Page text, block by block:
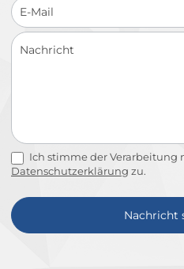
Ich stimme der Verarbeitung
Datenschutzerklärung zu.
Nachricht